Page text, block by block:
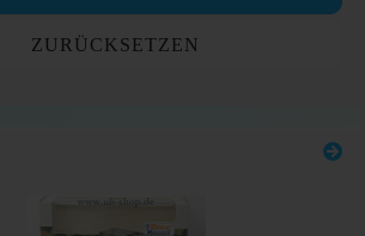
ZURÜCKSETZEN